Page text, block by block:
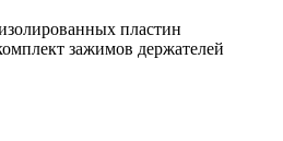
пластин
зажимов держателей